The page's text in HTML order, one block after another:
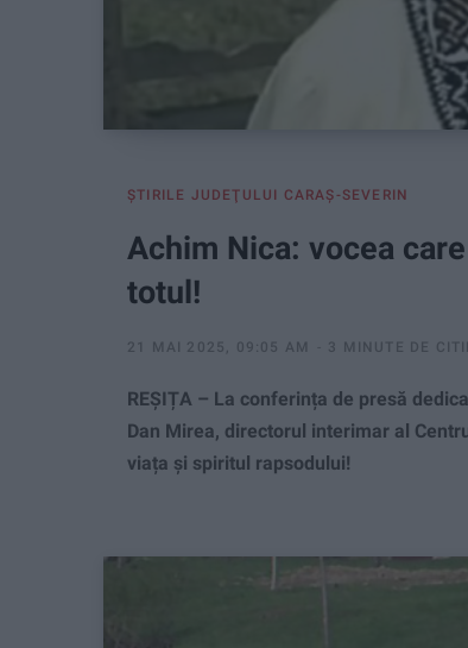
ŞTIRILE JUDEŢULUI CARAŞ-SEVERIN
Achim Nica: vocea
totul!
21 MAI 2025, 09:05 AM 3 MINUTE DE
REȘIȚA – La conferința de presă
Dan Mirea, directorul interimar al
viața și spiritul rapsodului!